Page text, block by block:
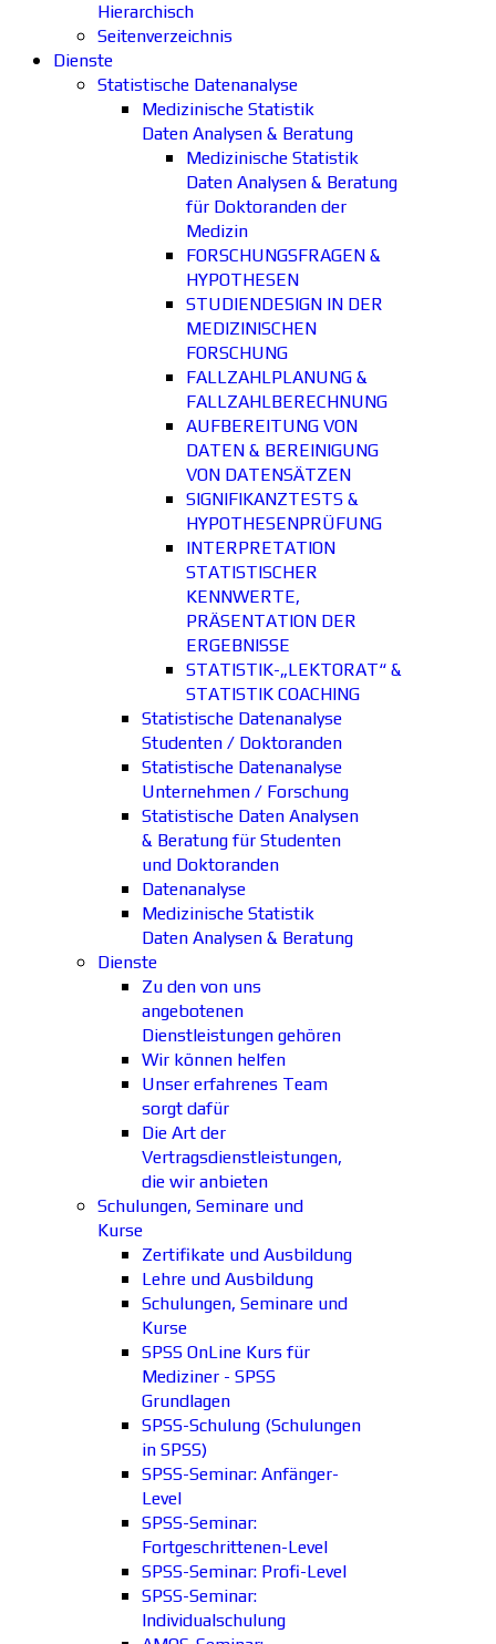
Hierarchisch
Seitenverzeichnis
Dienste
Statistische Datenanalyse
Medizinische Statistik
Daten Analysen & Beratung
Medizinische Statistik
Daten Analysen & Beratung
für Doktoranden der
Medizin
FORSCHUNGSFRAGEN &
HYPOTHESEN
STUDIENDESIGN IN DER
MEDIZINISCHEN
FORSCHUNG
FALLZAHLPLANUNG &
FALLZAHLBERECHNUNG
AUFBEREITUNG VON
DATEN & BEREINIGUNG
VON DATENSÄTZEN
SIGNIFIKANZTESTS &
HYPOTHESENPRÜFUNG
INTERPRETATION
STATISTISCHER
KENNWERTE,
PRÄSENTATION DER
ERGEBNISSE
STATISTIK-„LEKTORAT“ &
STATISTIK COACHING
Statistische Datenanalyse
Studenten / Doktoranden
Statistische Datenanalyse
Unternehmen / Forschung
Statistische Daten Analysen
& Beratung für Studenten
und Doktoranden
Datenanalyse
Medizinische Statistik
Daten Analysen & Beratung
Dienste
Zu den von uns
angebotenen
Dienstleistungen gehören
Wir können helfen
Unser erfahrenes Team
sorgt dafür
Die Art der
Vertragsdienstleistungen,
die wir anbieten
Schulungen, Seminare und
Kurse
Zertifikate und Ausbildung
Lehre und Ausbildung
Schulungen, Seminare und
Kurse
SPSS OnLine Kurs für
Mediziner - SPSS
Grundlagen
SPSS-Schulung (Schulungen
in SPSS)
SPSS-Seminar: Anfänger-
Level
SPSS-Seminar:
Fortgeschrittenen-Level
SPSS-Seminar: Profi-Level
SPSS-Seminar:
Individualschulung